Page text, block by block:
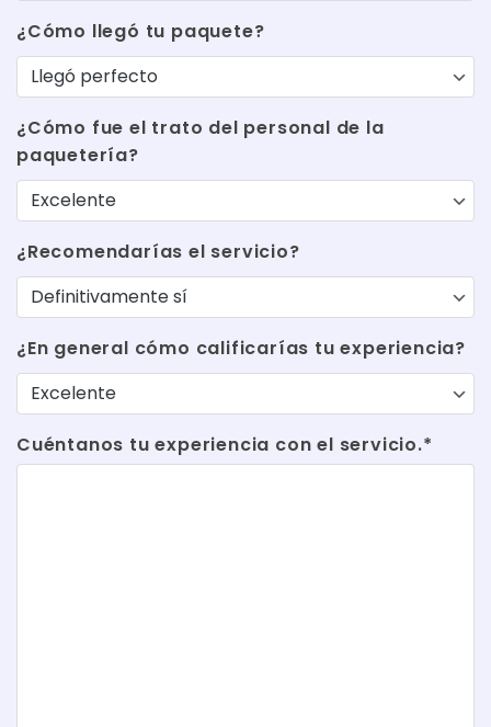
¿Cómo llegó tu paquete?
¿Cómo fue el trato del personal de la
paquetería?
¿Recomendarías el servicio?
¿En general cómo calificarías tu experiencia?
Cuéntanos tu experiencia con el servicio.*